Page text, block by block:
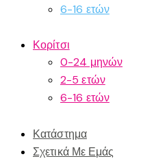
6-16 ετών
Κορίτσι
0-24 μηνών
2-5 ετών
6-16 ετών
Κατάστημα
Σχετικά Με Εμάς